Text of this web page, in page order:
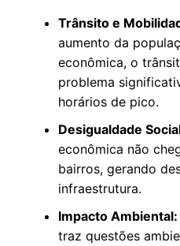
Trânsito e
aumento da
econômica, o
problema
horários de pico.
Desigualdade
econômica não
bairros, gerando
infraestrutura.
Impacto Ambiental:
traz questões